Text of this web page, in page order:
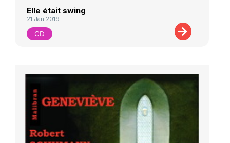
Elle était swing
21 Jan 2019
CD